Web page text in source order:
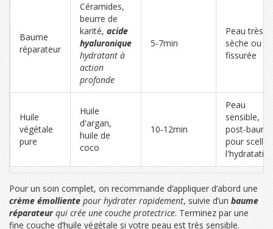
Baume
réparateur
Céramides,
beurre de
karité, acide
hyaluronique
hydratant à
action
profonde
5‑7min
Peau très
sèche ou
fissurée
Huile
végétale
pure
Huile
d'argan,
huile de
coco
10‑12min
Peau
sensible,
post‑baume
pour sceller
Pour un soin complet, on recommande d’appliquer d’abord une
crème émolliente pour hydrater rapidement, suivie d’un baume
réparateur qui crée une couche protectrice. Terminez par une
fine couche d’huile végétale si votre peau est très sensible.